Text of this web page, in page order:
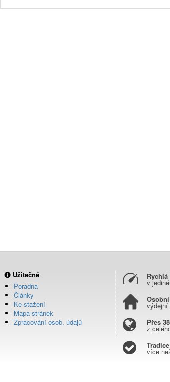
Užitečné
Poradna
Články
Ke stažení
Mapa stránek
Zpracování osob. údajů
Rychlá
v
výdejní
Přes
z
více